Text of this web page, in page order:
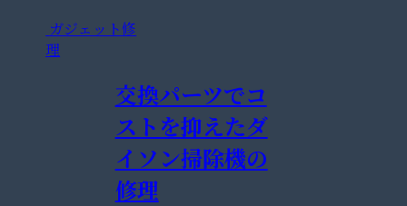
ガジェット修
理
交換パーツでコ
ストを抑えたダ
イソン掃除機の
修理